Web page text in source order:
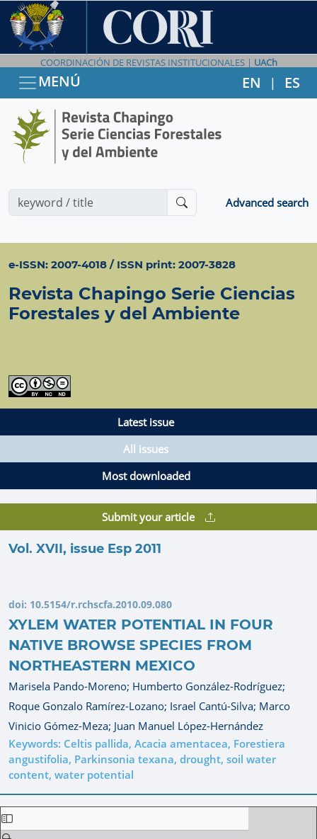
COORDINACIÓN DE REVISTAS INSTITUCIONALES | UACh
MENÚ EN | ES
Advanced search
e-ISSN: 2007-4018 / ISSN print: 2007-3828
Revista Chapingo Serie Ciencias
Forestales y del Ambiente
Latest issue
All issues
Most downloaded
Submit your article
Vol. XVII, issue Esp 2011
doi: 10.5154/r.rchscfa.2010.09.080
XYLEM WATER POTENTIAL IN FOUR
NATIVE BROWSE SPECIES FROM
NORTHEASTERN MEXICO
Marisela Pando-Moreno; Humberto González-Rodríguez;
Roque Gonzalo Ramírez-Lozano; Israel Cantú-Silva; Marco
Vinicio Gómez-Meza; Juan Manuel López-Hernández
Keywords: Celtis pallida, Acacia amentacea, Forestiera
angustifolia, Parkinsonia texana, drought, soil water
content, water potential